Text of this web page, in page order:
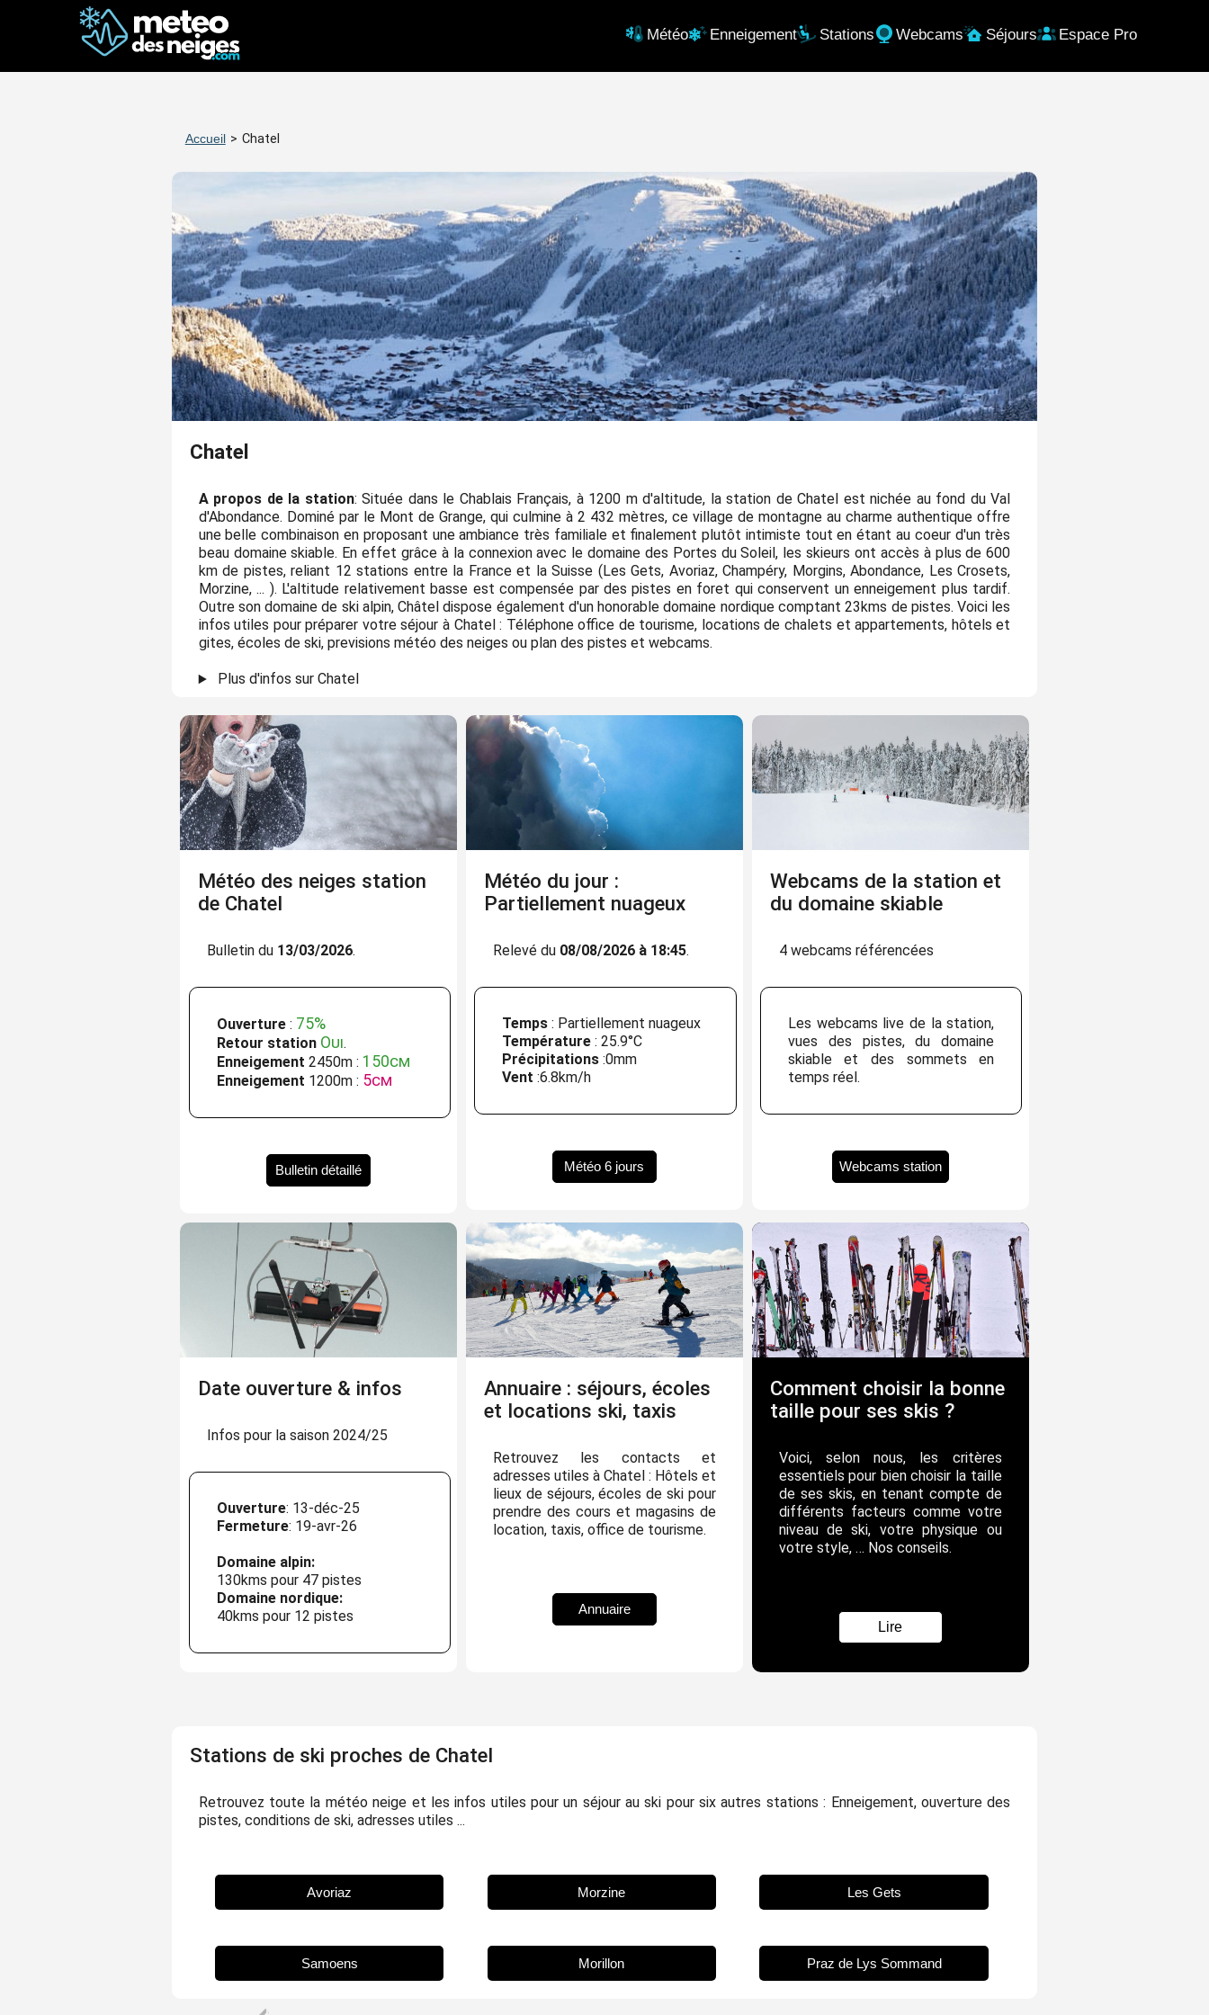
Météo Enneigement Stations Webcams Séjours Espace Pro
Accueil > Chatel
Chatel
A propos de la station: Située dans le Chablais Français, à 1200 m d'altitude, la station de Chatel est nichée au fond du Val
d'Abondance. Dominé par le Mont de Grange, qui culmine à 2 432 mètres, ce village de montagne au charme authentique offre
une belle combinaison en proposant une ambiance très familiale et finalement plutôt intimiste tout en étant au coeur d'un très
beau domaine skiable. En effet grâce à la connexion avec le domaine des Portes du Soleil, les skieurs ont accès à plus de 600
km de pistes, reliant 12 stations entre la France et la Suisse (Les Gets, Avoriaz, Champéry, Morgins, Abondance, Les Crosets,
Morzine, ... ). L'altitude relativement basse est compensée par des pistes en foret qui conservent un enneigement plus tardif.
Outre son domaine de ski alpin, Châtel dispose également d'un honorable domaine nordique comptant 23kms de pistes. Voici les
infos utiles pour préparer votre séjour à Chatel : Téléphone office de tourisme, locations de chalets et appartements, hôtels et
gites, écoles de ski, previsions météo des neiges ou plan des pistes et webcams.
Plus d'infos sur Chatel
Météo des neiges station
de Chatel
Bulletin du 13/03/2026.
Ouverture: 75%
Retour station Oui.
Enneigement 2450m : 150cm
Enneigement 1200m : 5cm
Bulletin détaillé
Météo du jour :
Partiellement nuageux
Relevé du 08/08/2026 à 18:45.
Temps : Partiellement nuageux
Température :25.9°C
Précipitations :0mm
Vent :6.8km/h
Météo 6 jours
Webcams de la station et
du domaine skiable
4 webcams référencées
Les webcams live de la station,
vues des pistes, du domaine
skiable et des sommets en
temps réel.
Webcams station
Date ouverture & infos
Infos pour la saison 2024/25
Ouverture: 13-déc-25
Fermeture: 19-avr-26
Domaine alpin:
130kms pour 47 pistes
Domaine nordique:
40kms pour 12 pistes
Annuaire : séjours, écoles
et locations ski, taxis
Retrouvez les contacts et
adresses utiles à Chatel : Hôtels et
lieux de séjours, écoles de ski pour
prendre des cours et magasins de
location, taxis, office de tourisme.
Annuaire
Comment choisir la bonne
taille pour ses skis ?
Voici, selon nous, les critères
essentiels pour bien choisir la taille
de ses skis, en tenant compte de
différents facteurs comme votre
niveau de ski, votre physique ou
votre style, … Nos conseils.
Lire
Stations de ski proches de Chatel
Retrouvez toute la météo neige et les infos utiles pour un séjour au ski pour six autres stations : Enneigement, ouverture des
pistes, conditions de ski, adresses utiles ...
Avoriaz Morzine Les Gets
Samoens Morillon Praz de Lys Sommand